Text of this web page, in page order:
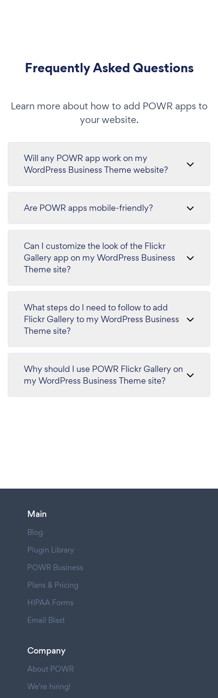
Frequently Asked Questions
Learn more about how to add POWR apps to
your website.
Will any POWR app work on my
WordPress Business Theme website?
Are POWR apps mobile-friendly?
Can I customize the look of the Flickr
Gallery app on my WordPress Business
Theme site?
What steps do I need to follow to add
Flickr Gallery to my WordPress Business
Theme site?
Why should I use POWR Flickr Gallery on
my WordPress Business Theme site?
Main
Blog
Plugin Library
POWR Business
Plans & Pricing
HIPAA Forms
Email Blast
Company
About POWR
We're hiring!